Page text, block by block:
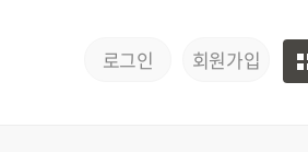
로그인 회원가입